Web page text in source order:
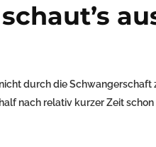
durch die
nach relativ kurzer Zeit